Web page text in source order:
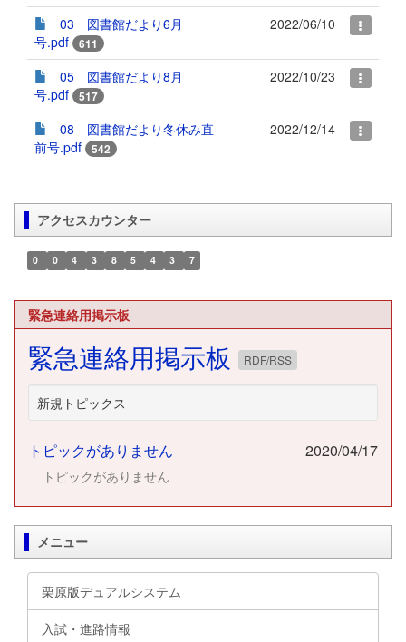
03 図書館だより6月
号.pdf
611
2022/06/10
05 図書館だより8月
号.pdf
517
2022/10/23
08 図書館だより冬休み直
前号.pdf
542
2022/12/14
アクセスカウンター
0 0 4 3 8 5 4 3 7
緊急連絡用掲示板
緊急連絡用掲示板 RDF/RSS
新規トピックス
トピックがありません 2020/04/17
トピックがありません
メニュー
栗原版デュアルシステム
入試・進路情報